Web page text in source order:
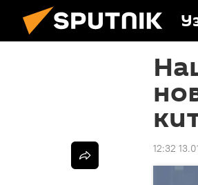
12:32